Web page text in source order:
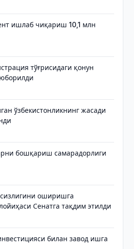
ишлаб чиқариш 10,1 млн
тўғрисидаги қонун
ўзбекистонликнинг жасади
бошқариш самарадорлиги
оширишга
Сенатга тақдим этилди
билан завод ишга